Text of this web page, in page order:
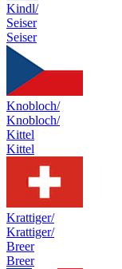
Kindl/
Seiser
Seiser
Knobloch/
Knobloch/
Kittel
Kittel
Krattiger/
Krattiger/
Breer
Breer